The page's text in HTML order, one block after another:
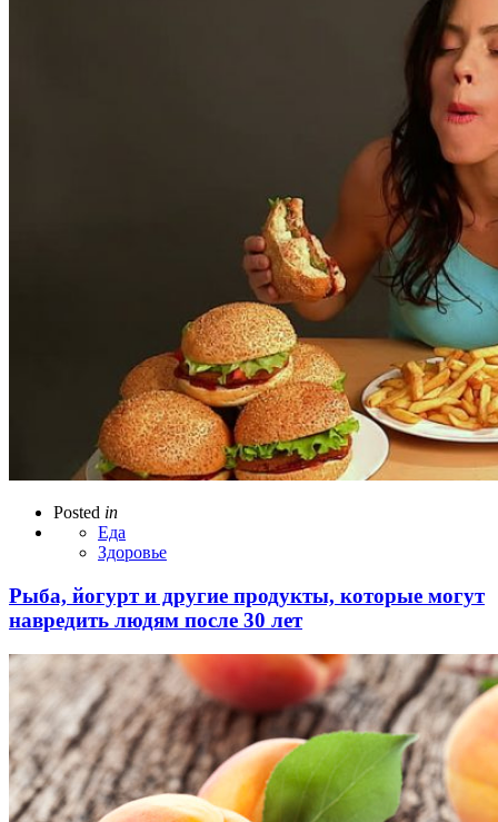
Posted in
Еда
Здоровье
Рыба, йогурт и другие продукты, которые могут
навредить людям после 30 лет